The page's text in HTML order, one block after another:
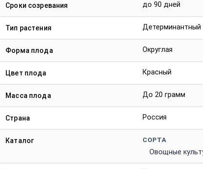
Сроки созревания до 90 дней
Тип растения Детерминантный
Форма плода Округлая
Цвет плода Красный
Масса плода До 20 грамм
Страна Россия
Каталог СОРТА
Овощные